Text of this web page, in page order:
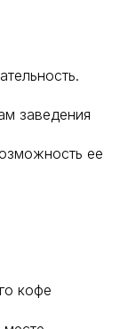
заведения
ее
кофе